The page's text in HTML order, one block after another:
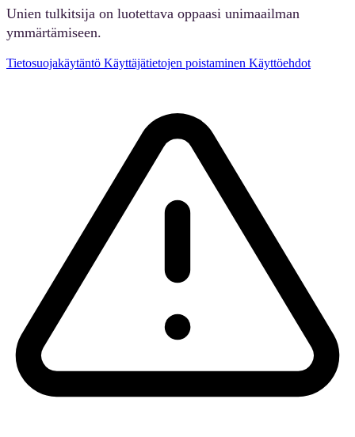
Unien tulkitsija on luotettava oppaasi unimaailman
ymmärtämiseen.
Tietosuojakäytäntö Käyttäjätietojen poistaminen Käyttöehdot